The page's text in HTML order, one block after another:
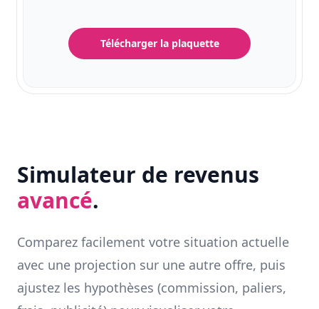
Télécharger la plaquette
Simulateur de revenus
avancé.
Comparez facilement votre situation actuelle
avec une projection sur une autre offre, puis
ajustez les hypothèses (commission, paliers,